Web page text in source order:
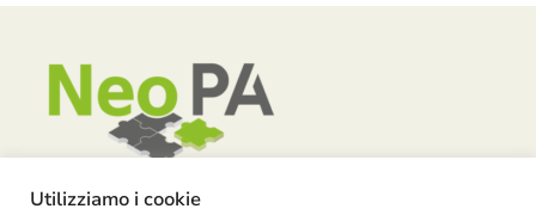
Utilizziamo i cookie